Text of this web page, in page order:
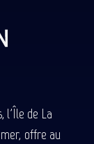
l'Île de La
offre au